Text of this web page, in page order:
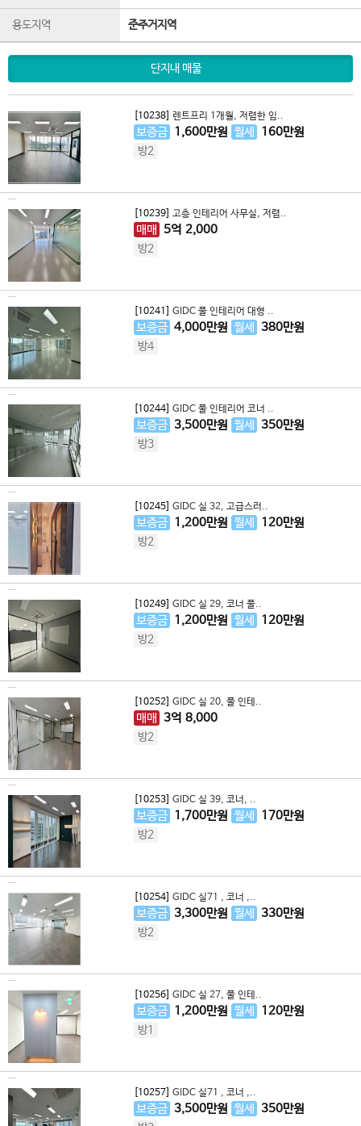
용도지역 준주거지역
단지내 매물
[10238] 렌트프리 1개월, 저렴한 임..
보증금 1,600만원 월세 160만원
방2
[10239] 고층 인테리어 사무실, 저렴..
매매 5억 2,000
방2
[10241] GIDC 풀 인테리어 대형 ..
보증금 4,000만원 월세 380만원
방4
[10244] GIDC 풀 인테리어 코너 ..
보증금 3,500만원 월세 350만원
방3
[10245] GIDC 실 32, 고급스러..
보증금 1,200만원 월세 120만원
방2
[10249] GIDC 실 29, 코너 풀..
보증금 1,200만원 월세 120만원
방2
[10252] GIDC 실 20, 풀 인테..
매매 3억 8,000
방2
[10253] GIDC 실 39, 코너, ..
보증금 1,700만원 월세 170만원
방2
[10254] GIDC 실71 , 코너 ,..
보증금 3,300만원 월세 330만원
방2
[10256] GIDC 실 27, 풀 인테..
보증금 1,200만원 월세 120만원
방1
[10257] GIDC 실71 , 코너 ,..
보증금 3,500만원 월세 350만원